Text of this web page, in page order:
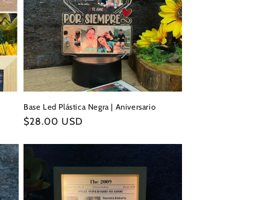
Base Led Plástica Negra | Aniversario
Precio
$28.00 USD